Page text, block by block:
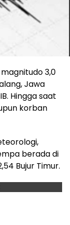
3,0
Jawa
Hingga saat
korban
berada di
Bujur Timur.